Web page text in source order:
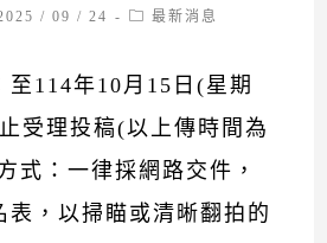
/ 09 / 24
Post最新消息
至114年10月15日(星期
受理投稿(以上傳時間為
式：一律採網路交件，
表，以掃瞄或清晰翻拍的